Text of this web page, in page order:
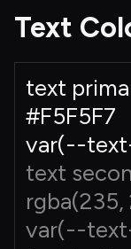
Text
text
#F5F5F7
var(--
text
rgba(235,
var(--